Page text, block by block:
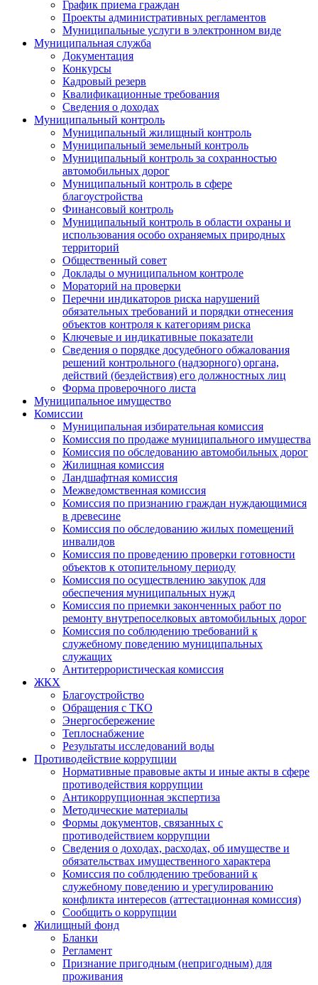
График приема граждан
Проекты административных регламентов
Муниципальные услуги в электронном виде
Муниципальная служба
Документация
Конкурсы
Кадровый резерв
Квалификационные требования
Сведения о доходах
Муниципальный контроль
Муниципальный жилищный контроль
Муниципальный земельный контроль
Муниципальный контроль за сохранностью
автомобильных дорог
Муниципальный контроль в сфере
благоустройства
Финансовый контроль
Муниципальный контроль в области охраны и
использования особо охраняемых природных
территорий
Общественный совет
Доклады о муниципальном контроле
Мораторий на проверки
Перечни индикаторов риска нарушений
обязательных требований и порядки отнесения
объектов контроля к категориям риска
Ключевые и индикативные показатели
Сведения о порядке досудебного обжалования
решений контрольного (надзорного) органа,
действий (бездействия) его должностных лиц
Форма проверочного листа
Муниципальное имущество
Комиссии
Муниципальная избирательная комиссия
Комиссия по продаже муниципального имущества
Комиссия по обследованию автомобильных дорог
Жилищная комиссия
Ландшафтная комиссия
Межведомственная комиссия
Комиссия по признанию граждан нуждающимися
в древесине
Комиссия по обследованию жилых помещений
инвалидов
Комиссия по проведению проверки готовности
объектов к отопительному периоду
Комиссия по осуществлению закупок для
обеспечения муниципальных нужд
Комиссия по приемки законченных работ по
ремонту внутрепоселковых автомобильных дорог
Комиссия по соблюдению требований к
служебному поведению муниципальных
служащих
Антитеррористическая комиссия
ЖКХ
Благоустройство
Обращения с ТКО
Энергосбережение
Теплоснабжение
Результаты исследований воды
Противодействие коррупции
Нормативные правовые акты и иные акты в сфере
противодействия коррупции
Антикоррупционная экспертиза
Методические материалы
Формы документов, связанных с
противодействием коррупции
Сведения о доходах, расходах, об имуществе и
обязательствах имущественного характера
Комиссия по соблюдению требований к
служебному поведению и урегулированию
конфликта интересов (аттестационная комиссия)
Сообщить о коррупции
Жилищный фонд
Бланки
Регламент
Признание пригодным (непригодным) для
проживания